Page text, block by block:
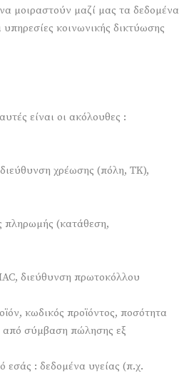
μοιραστούν μαζί μας τα δεδομένα
κοινωνικής δικτύωσης
είναι οι ακόλουθες :
χρέωσης (πόλη, ΤΚ),
πληρωμής (κατάθεση,
διεύθυνση πρωτοκόλλου
κωδικός προϊόντος, ποσότητα
από σύμβαση πώλησης εξ
εσάς : δεδομένα υγείας (π.χ.